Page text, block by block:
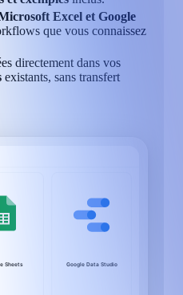
Excel et Google
que vous connaissez
directement dans vos
existants, sans transfert
Sheets Google Data Studio